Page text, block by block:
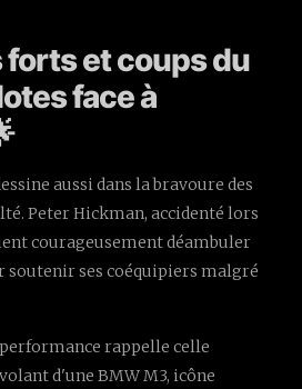
forts et coups du
face à
aussi dans la bravoure des
Peter Hickman, accidenté lors
courageusement déambuler
soutenir ses coéquipiers malgré
rappelle celle
d'une BMW M3, icône